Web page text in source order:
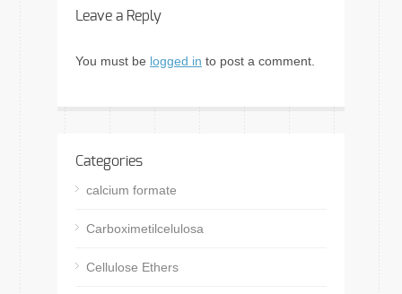
Leave a Reply
You must be logged in to post a comment.
Categories
calcium formate
Carboximetilcelulosa
Cellulose Ethers